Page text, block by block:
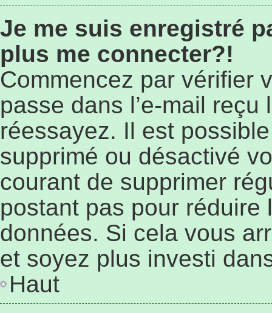
Je me suis enregistré
plus me connecter?!
Commencez par vérifier
passe dans l’e-mail
réessayez. Il est
supprimé ou désactivé
courant de supprimer
postant pas pour réduire
données. Si cela vous
et soyez plus investi
Haut